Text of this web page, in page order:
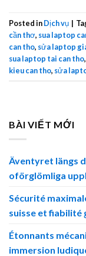
Posted inDịch vụ |
cần thơ, sua laptop
can tho, sửa laptop
sua laptop tai can tho,
kieu can tho, sửa
BÀI VIẾT MỚI
Äventyret längs
oförglömliga
Sécurité
suisse et fiabilité
Étonnants
immersion